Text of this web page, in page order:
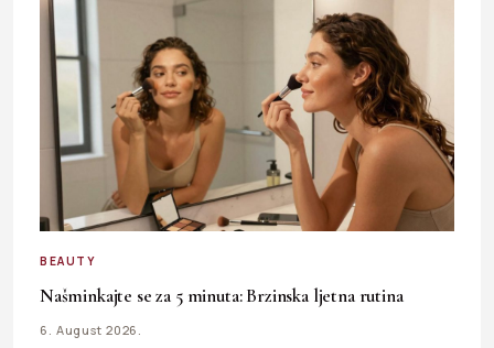
BEAUTY
Našminkajte se za 5 minuta: Brzinska ljetna rutina
6. August 2026.